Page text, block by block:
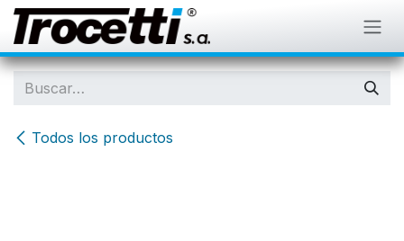
IR AL CONTENIDO
Todos los productos